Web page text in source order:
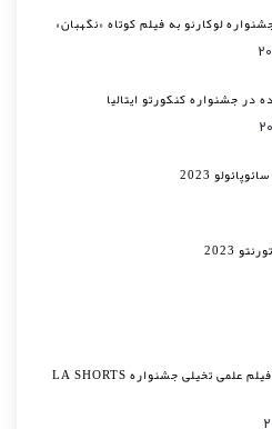
لوکارنو به فیلم کوتاه «نگهبان»
در جشنواره کنکورتو ایتالیا
2023
2023
رویاساز بهترین فیلم علمی تخیلی جشنواره LA SHORTS